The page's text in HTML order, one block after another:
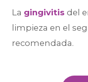
La gingivitis del
limpieza en el
recomendada.